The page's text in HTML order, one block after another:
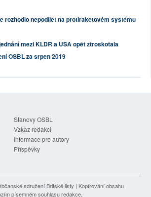
rozhodlo nepodílet na protiraketovém systému
mezi KLDR a USA opět ztroskotala
OSBL za srpen 2019
Stanovy OSBL
Vzkaz redakci
Informace pro autory
Příspěvky
sdružení Britské listy | Kopírování obsahu
písemném souhlasu redakce.